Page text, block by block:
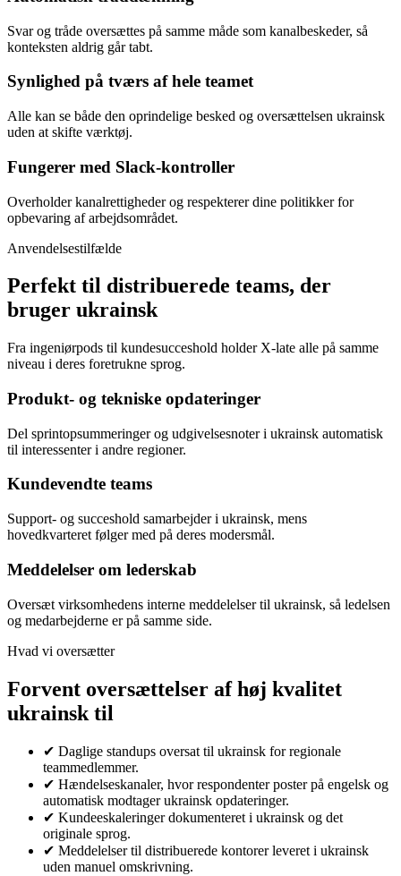
Svar og tråde oversættes på samme måde som kanalbeskeder, så
konteksten aldrig går tabt.
Synlighed på tværs af hele teamet
Alle kan se både den oprindelige besked og oversættelsen ukrainsk
uden at skifte værktøj.
Fungerer med Slack-kontroller
Overholder kanalrettigheder og respekterer dine politikker for
opbevaring af arbejdsområdet.
Anvendelsestilfælde
Perfekt til distribuerede teams, der
bruger ukrainsk
Fra ingeniørpods til kundesucceshold holder X-late alle på samme
niveau i deres foretrukne sprog.
Produkt- og tekniske opdateringer
Del sprintopsummeringer og udgivelsesnoter i ukrainsk automatisk
til interessenter i andre regioner.
Kundevendte teams
Support- og succeshold samarbejder i ukrainsk, mens
hovedkvarteret følger med på deres modersmål.
Meddelelser om lederskab
Oversæt virksomhedens interne meddelelser til ukrainsk, så ledelsen
og medarbejderne er på samme side.
Hvad vi oversætter
Forvent oversættelser af høj kvalitet
ukrainsk til
✔ Daglige standups oversat til ukrainsk for regionale
teammedlemmer.
✔ Hændelseskanaler, hvor respondenter poster på engelsk og
automatisk modtager ukrainsk opdateringer.
✔ Kundeeskaleringer dokumenteret i ukrainsk og det
originale sprog.
✔ Meddelelser til distribuerede kontorer leveret i ukrainsk
uden manuel omskrivning.